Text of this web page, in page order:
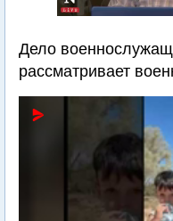
Дело
рассматривает